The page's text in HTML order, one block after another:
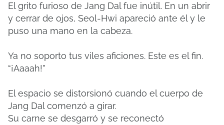
El grito furioso de Jang Dal fue inútil. En un abrir
y cerrar de ojos, Seol-Hwi apareció ante él y le
puso una mano en la cabeza.
Ya no soporto tus viles aficiones. Este es el fin.
“¡Aaaah!”
El espacio se distorsionó cuando el cuerpo de
Jang Dal comenzó a girar.
Su carne se desgarró y se reconectó